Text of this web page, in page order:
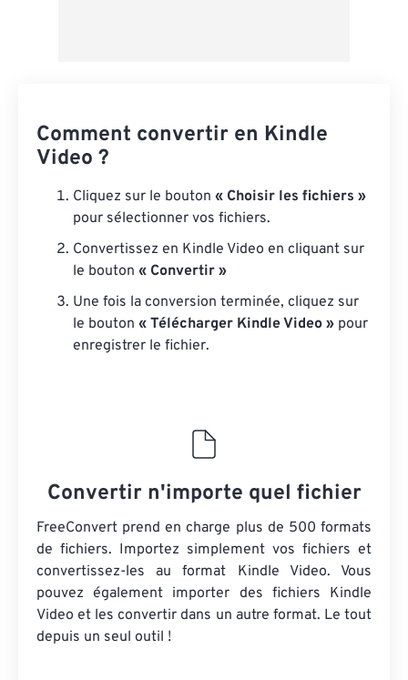
Comment convertir en Kindle
Video ?
Cliquez sur le bouton « Choisir les fichiers »
pour sélectionner vos fichiers.
Convertissez en Kindle Video en cliquant sur
le bouton « Convertir »
Une fois la conversion terminée, cliquez sur
le bouton « Télécharger Kindle Video » pour
enregistrer le fichier.
Convertir n'importe quel fichier
FreeConvert prend en charge plus de 500 formats
de fichiers. Importez simplement vos fichiers et
convertissez-les au format Kindle Video. Vous
pouvez également importer des fichiers Kindle
Video et les convertir dans un autre format. Le tout
depuis un seul outil !